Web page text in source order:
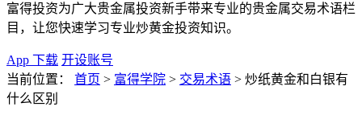
富得投资为广大贵金属投资新手带来专业的贵金属交易术语栏
目，让您快速学习专业炒黄金投资知识。
App 下载 开设账号
当前位置：
首页 > 富得学院 > 交易术语 > 炒纸黄金和白银有
什么区别